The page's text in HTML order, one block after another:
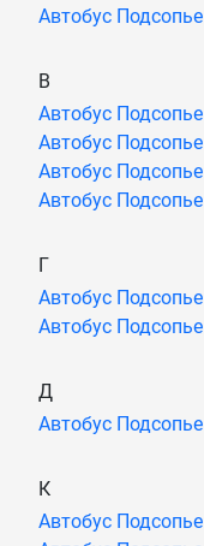
Автобус
В
Автобус
Автобус
Автобус
Автобус
Г
Автобус
Автобус
Д
Автобус
К
Автобус